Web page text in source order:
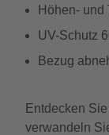
Höhen- und
UV-Schutz
Bezug
Entdecken
verwandeln